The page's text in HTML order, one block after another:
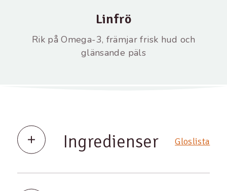
Linfrö
Rik på Omega-3, främjar frisk hud och
glänsande päls
Ingredienser Gloslista